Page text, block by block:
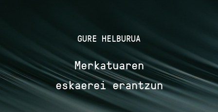
GURE HELBURUA
Merkatuaren
eskaerei erantzun